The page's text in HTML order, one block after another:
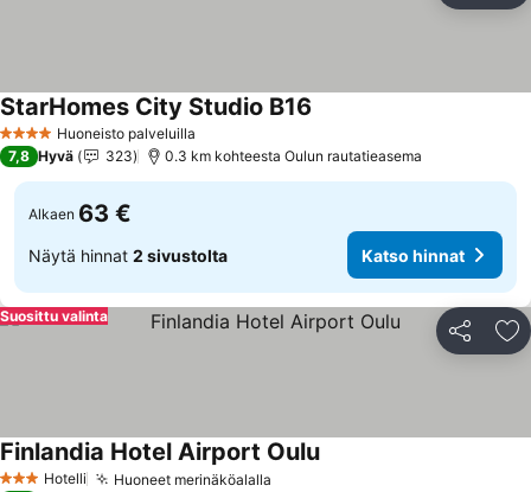
4 TähtiluokitusHuoneisto palveluilla
StarHomes City Studio B16
7,8 Hyvä 323 0.3 km kohteesta Oulun rautatieasema
Alkaen 63 €
Näytä hinnat 2 sivustolta Katso hinnat
Jaa
Suosittu valinta
3 Tähtiluokitus
Hotelli Huoneet merinäköalalla
Finlandia Hotel Airport OuluKatso hinnat